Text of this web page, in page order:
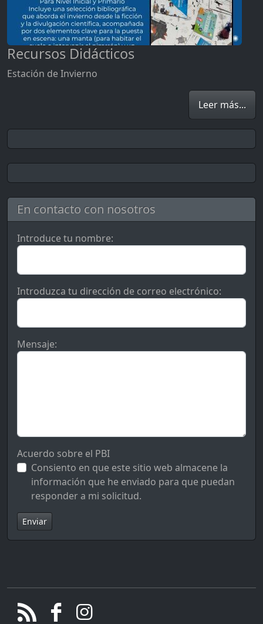
Recursos Didácticos
Estación de Invierno
Leer más...
En contacto con nosotros
Introduce tu nombre:
Introduzca tu dirección de correo electrónico:
Mensaje:
Acuerdo sobre el PBI
Consiento en que este sitio web almacene la
información que he enviado para que puedan
responder a mi solicitud.